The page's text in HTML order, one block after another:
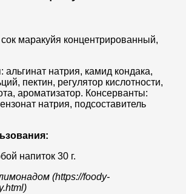
маракуйя концентрированный,
альгинат натрия, камид кондака,
пектин, регулятор кислотности,
ароматизатор. Консерванты:
натрия, подсоставитель
напиток 30 г.
(https://foody-